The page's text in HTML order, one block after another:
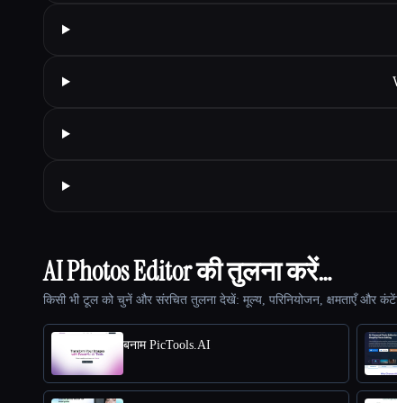
AI Photos Editor की तुलना करें…
किसी भी टूल को चुनें और संरचित तुलना देखें: मूल्य, परिनियोजन, क्षमताएँ और
बनाम PicTools.AI